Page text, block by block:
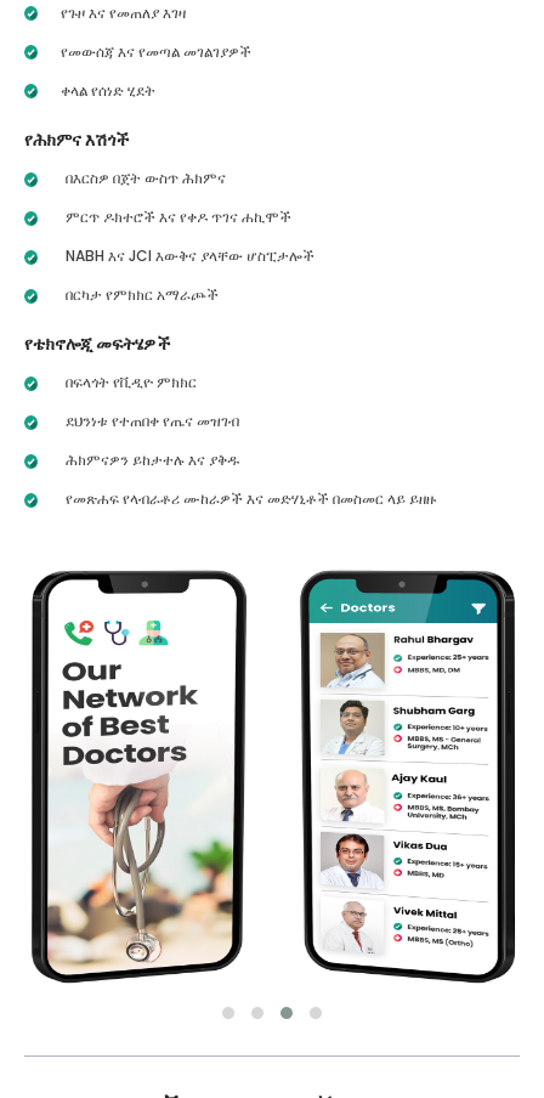
የጉዞ እና የመጠለያ እገዛ
የመውሰጃ እና የመጣል መገልገያዎች
ቀላል የሰነድ ሂደት
የሕክምና እሽጎች
በእርስዎ በጀት ውስጥ ሕክምና
ምርጥ ዶክተሮች እና የቀዶ ጥገና ሐኪሞች
NABH እና JCI እውቅና ያላቸው ሆስፒታሎች
በርካታ የምክክር አማራጮች
የቴክኖሎጂ መፍትሄዎች
በፍላጎት የቪዲዮ ምክክር
ደህንነቱ የተጠበቀ የጤና መዝገብ
ሕክምናዎን ይከታተሉ እና ያቅዱ
የመጽሐፍ የላብራቶሪ ሙከራዎች እና መድሃኒቶች በመስመር ላይ ይዘዙ